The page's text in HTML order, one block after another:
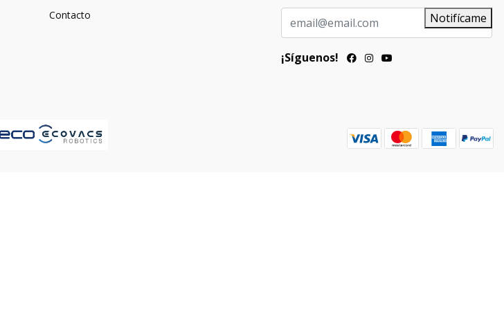
Contacto Notifícame
¡Síguenos!